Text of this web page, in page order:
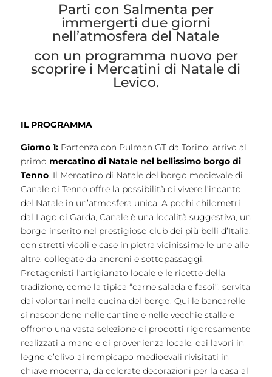
Parti con Salmenta per
immergerti due giorni
nell’atmosfera del Natale
con un programma nuovo per
scoprire i Mercatini di Natale di
Levico.
IL PROGRAMMA
Giorno 1:Partenza con Pulman GT da Torino; arrivo al
primo mercatino di Natale nel bellissimo borgo di
Tenno. Il Mercatino di Natale del borgo medievale di
Canale di Tenno offre la possibilità di vivere l’incanto
del Natale in un’atmosfera unica. A pochi chilometri
dal Lago di Garda, Canale è una località suggestiva, un
borgo inserito nel prestigioso club dei più belli d’Italia,
con stretti vicoli e case in pietra vicinissime le une alle
altre, collegate da androni e sottopassaggi.
Protagonisti l’artigianato locale e le ricette della
tradizione, come la tipica “carne salada e fasoi”, servita
dai volontari nella cucina del borgo. Qui le bancarelle
si nascondono nelle cantine e nelle vecchie stalle e
offrono una vasta selezione di prodotti rigorosamente
realizzati a mano e di provenienza locale: dai lavori in
legno d’olivo ai rompicapo medioevali rivisitati in
chiave moderna, da colorate decorazioni per la casa al